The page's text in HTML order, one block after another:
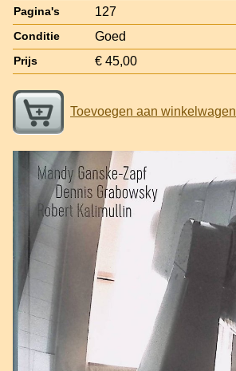
Pagina's 127
Conditie Goed
Prijs € 45,00
Toevoegen aan winkelwagen